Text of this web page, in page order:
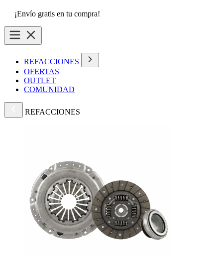
¡Envío gratis en tu compra!
REFACCIONES
OFERTAS
OUTLET
COMUNIDAD
REFACCIONES